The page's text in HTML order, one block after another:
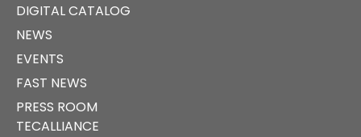
DIGITAL CATALOG
NEWS
EVENTS
FAST NEWS
PRESS ROOM
TECALLIANCE